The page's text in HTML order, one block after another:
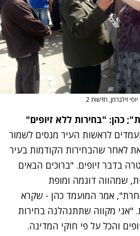
זילברמן, חדשות 2
כהן: "בחירות ללא זיופים"
לראשות העיר מנסים לשמור
לאחר שהבחירות הקודמות בעיר
בדבר זיופים. "ברוכים הבאים
שמהווה דוגמה ומופת
אמר המועמד כהן - שקרא
"אני מקווה שתתנהלנה בחירות
והכל על פי חוקי המדינה.